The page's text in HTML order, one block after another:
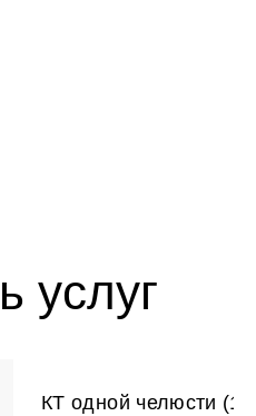
услуг
КТ одной челюсти